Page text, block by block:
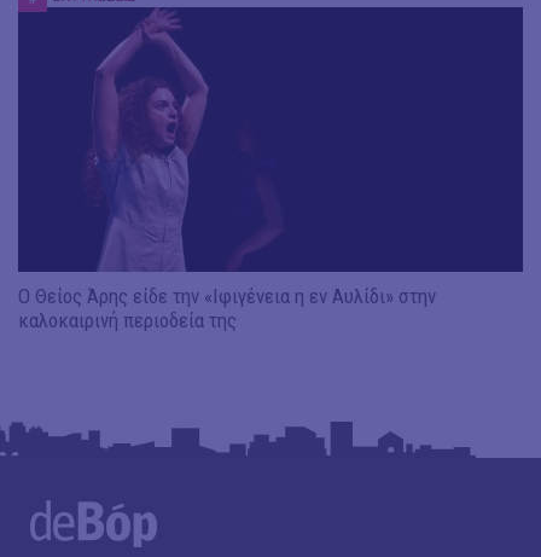
Ο Θείος Άρης είδε την «Ιφιγένεια η εν Αυλίδι» στην
καλοκαιρινή περιοδεία της